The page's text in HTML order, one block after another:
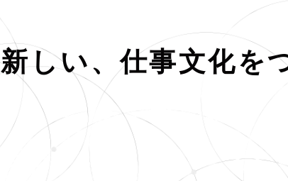
新しい、仕事文化を